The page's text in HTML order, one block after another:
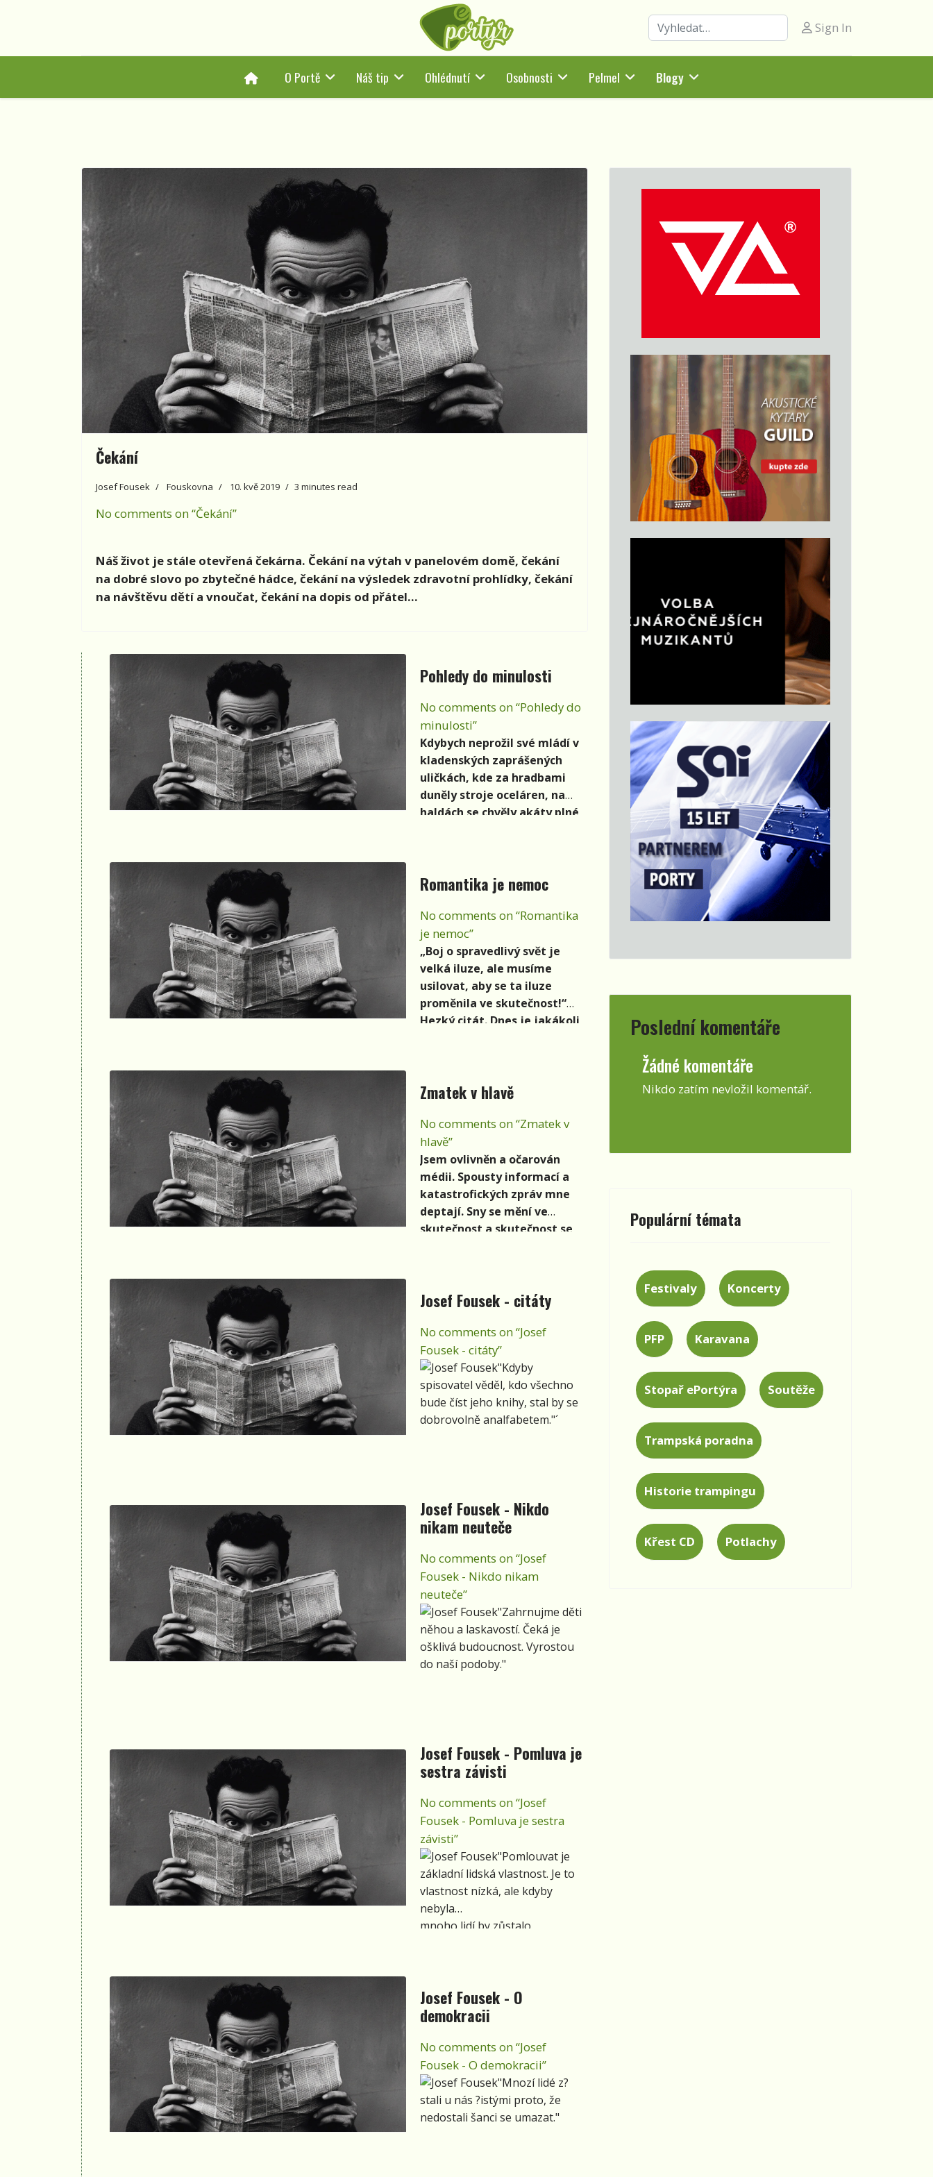
Hledat Sign In
HomeO Portě Náš tip Ohlédnutí Osobnosti Pelmel Blogy
Čekání
Josef Fousek Fouskovna 10. kvě 2019 3 minutes read
No comments on “Čekání”
Náš život je stále otevřená čekárna. Čekání na výtah v panelovém domě, čekání
na dobré slovo po zbytečné hádce, čekání na výsledek zdravotní prohlídky, čekání
na návštěvu dětí a vnoučat, čekání na dopis od přátel…
Pohledy do minulosti
No comments on “Pohledy do
minulosti”
Kdybych neprožil své mládí v
kladenských zaprášených
uličkách, kde za hradbami
duněly stroje oceláren, na
haldách se chvěly akáty plné
omakané rodokapsy, nikdy
bych nepoznal, jak chutná
periférie, jak je těžké být
odsunut na pátou kolej.
Romantika je nemoc
No comments on “Romantika
je nemoc”
„Boj o spravedlivý svět je
velká iluze, ale musíme
usilovat, aby se ta iluze
proměnila ve skutečnost!“
Hezký citát. Dnes je jakákoli
k pousmání. Zní staromódně
Zmatek v hlavě
No comments on “Zmatek v
hlavě”
Jsem ovlivněn a očarován
médii. Spousty informací a
katastrofických zpráv mne
deptají. Sny se mění ve
skutečnost a skutečnost se
Josef Fousek - citáty
No comments on “Josef
Fousek - citáty”
"Kdyby
spisovatel věděl, kdo všechno
bude číst jeho knihy, stal by se
dobrovolně analfabetem."´
Josef Fousek - Nikdo
nikam neuteče
No comments on “Josef
Fousek - Nikdo nikam
neuteče”
"Zahrnujme děti
něhou a laskavostí. Čeká je
ošklivá budoucnost. Vyrostou
do naší podoby."
Josef Fousek - Pomluva je
sestra závisti
No comments on “Josef
Fousek - Pomluva je sestra
závisti”
"Pomlouvat je
základní lidská vlastnost. Je to
vlastnost nízká, ale kdyby
nebyla
mnoho lidí by zůstalo
Josef Fousek - O
demokracii
No comments on “Josef
Fousek - O demokracii”
"Mnozí lidé z?
stali u nás ?istými proto, že
nedostali šanci se umazat."
Poslední komentáře
Žádné komentáře
Nikdo zatím nevložil komentář.
Populární témata
Festivaly Koncerty
PFP Karavana
Stopař ePortýra Soutěže
Trampská poradna
Historie trampingu
Křest CD Potlachy